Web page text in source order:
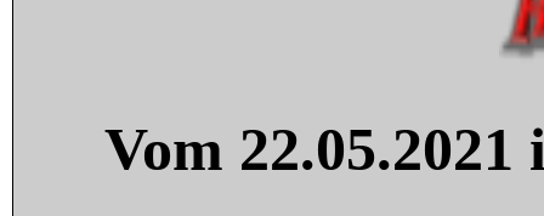
Vom